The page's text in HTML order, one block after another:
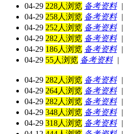
04-29 228人浏览 备考资料|
04-29 258人浏览 备考资料|
04-29 252人浏览 备考资料|
04-29 282人浏览 备考资料|
04-29 186人浏览 备考资料|
04-29 55人浏览 备考资料|
04-29 282人浏览 备考资料|
04-29 264人浏览 备考资料|
04-29 282人浏览 备考资料|
04-29 348人浏览 备考资料|
04-29 318人浏览 备考资料|